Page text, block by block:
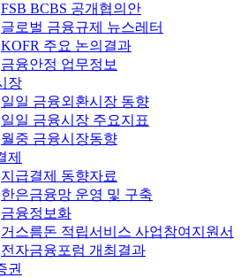
FSB BCBS 공개협의안
글로벌 금융규제 뉴스레터
KOFR 주요 논의결과
금융안정 업무정보
장
일일 금융외환시장 동향
일일 금융시장 주요지표
월중 금융시장동향
제
지급결제 동향자료
한은금융망 운영 및 구축
금융정보화
거스름돈 적립서비스 사업참여지원서
전자금융포럼 개최결과
권